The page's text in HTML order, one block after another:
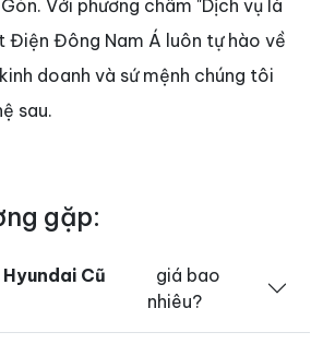
Với phương châm "Dịch vụ là
Điện Đông Nam Á luôn tự hào về
doanh và sứ mệnh chúng tôi
sau.
gặp:
Cũ
giá bao
nhiêu?